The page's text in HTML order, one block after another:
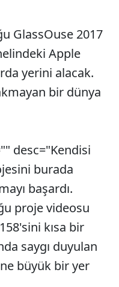
GlassOuse 2017
Apple
yerini alacak.
bir dünya
desc="Kendisi
burada
başardı.
proje videosu
kısa bir
saygı duyulan
büyük bir yer